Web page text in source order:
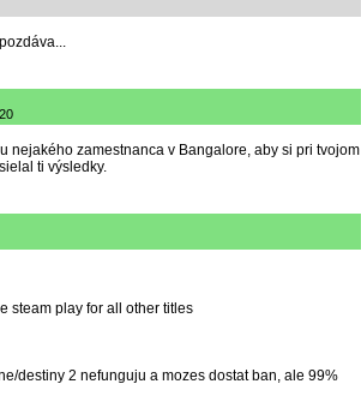
nejakého zamestnanca v Bangalore, aby si pri tvojom
ti výsledky.
steam play for all other titles
destiny 2 nefunguju a mozes dostat ban, ale 99%